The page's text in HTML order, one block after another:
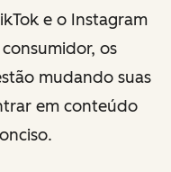
e o Instagram
os
mudando suas
em conteúdo